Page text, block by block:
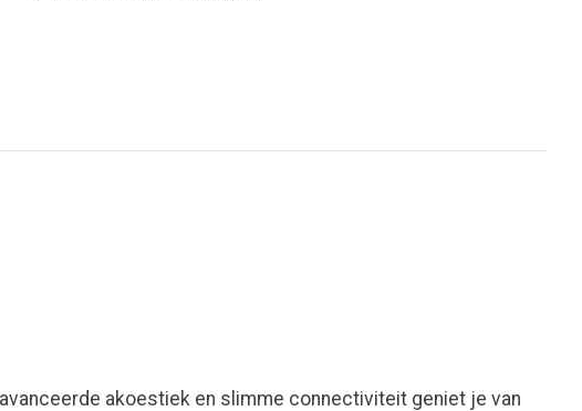
akoestiek en slimme connectiviteit geniet je van